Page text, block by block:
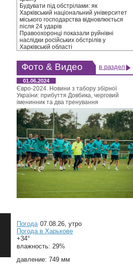
Будувати під обстрілами: як
Харківський національний університет
міського господарства відновлюється
після 24 ударів
Правоохоронці показали руйнівні
наслідки російських обстрілів у
Харківській області
Фото & Видео в раздел
01.06.2024
Євро-2024. Новини з табору збірної
України: прибуття Довбика, черговий
іменинник та два тренування
Погода 07.08.26, утро
Погода в Харькове
+34°
влажность: 29%
давление: 749 мм